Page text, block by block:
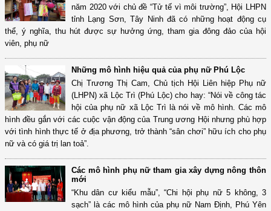
năm 2020 với chủ đề “Tử tế vì môi trường”, Hội LHPN
tỉnh Lạng Sơn, Tây Ninh đã có những hoạt động cụ
thể, ý nghĩa, thu hút được sự hưởng ứng, tham gia đông đảo của hội
viên, phụ nữ
Những mô hình hiệu quả của phụ nữ Phú Lộc
Chị Trương Thị Cam, Chủ tịch Hội Liên hiệp Phụ nữ
(LHPN) xã Lộc Trì (Phú Lộc) cho hay: “Nói về công tác
hội của phụ nữ xã Lộc Trì là nói về mô hình. Các mô
hình đều gắn với các cuộc vận động của Trung ương Hội nhưng phù hợp
với tình hình thực tế ở địa phương, trở thành “sân chơi” hữu ích cho phụ
nữ và có giá trị lan toả”.
Các mô hình phụ nữ tham gia xây dựng nông thôn
mới
“Khu dân cư kiểu mẫu”, “Chi hội phụ nữ 5 không, 3
sạch” là các mô hình của phụ nữ Nam Định, Phú Yên